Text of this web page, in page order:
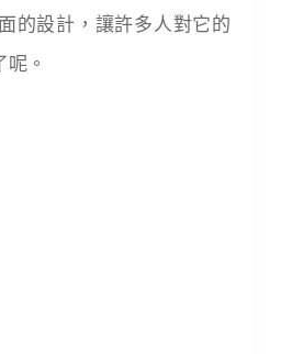
的設計，讓許多人對它的
。